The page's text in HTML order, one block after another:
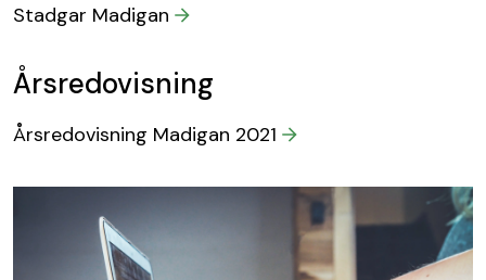
Stadgar Madigan
Årsredovisning
Årsredovisning Madigan 2021